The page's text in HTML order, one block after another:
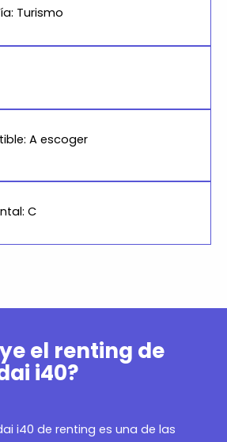
Turismo
A escoger
C
el renting de
i40?
i40 de renting es una de las